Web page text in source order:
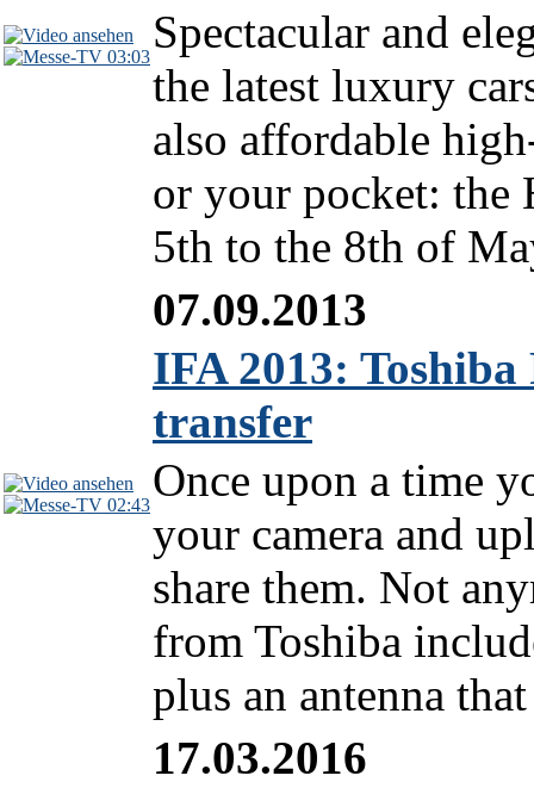
03:03 Spectacular and
the latest luxury
also affordable
or your pocket: the
5th to the 8th of
02:43
07.09.2013
IFA 2013:
transfer
Once upon a time
your camera and
share them. Not
from Toshiba
plus an antenna
17.03.2016